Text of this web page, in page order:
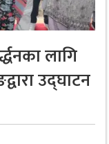
लागि
उद्घाटन